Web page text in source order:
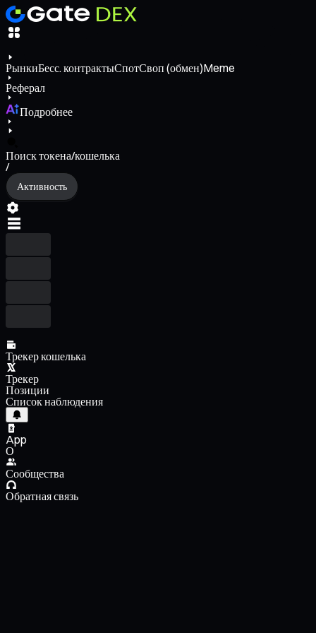
РынкиБесс. контрактыСпотСвоп (обмен)Meme
Реферал
Подробнее
Поиск токена/кошелька
/
Активность
Трекер кошелька
Трекер
Позиции
Список наблюдения
App
О
Сообщества
Обратная связь